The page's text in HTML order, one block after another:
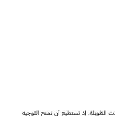
إذ تستطيع أن تمنح التّوجيه